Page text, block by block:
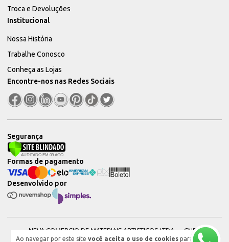
Ao navegar por este site você aceita o uso de cookies para
Troca e Devoluções
Institucional
Nossa História
Trabalhe Conosco
Conheça as Lojas
Encontre-nos nas Redes Sociais
Segurança
Desenvolvido por
Formas de pagamento
NEVA COMERCIO DE MATERIAIS ARTISTICOS LTDA — CNPJ: